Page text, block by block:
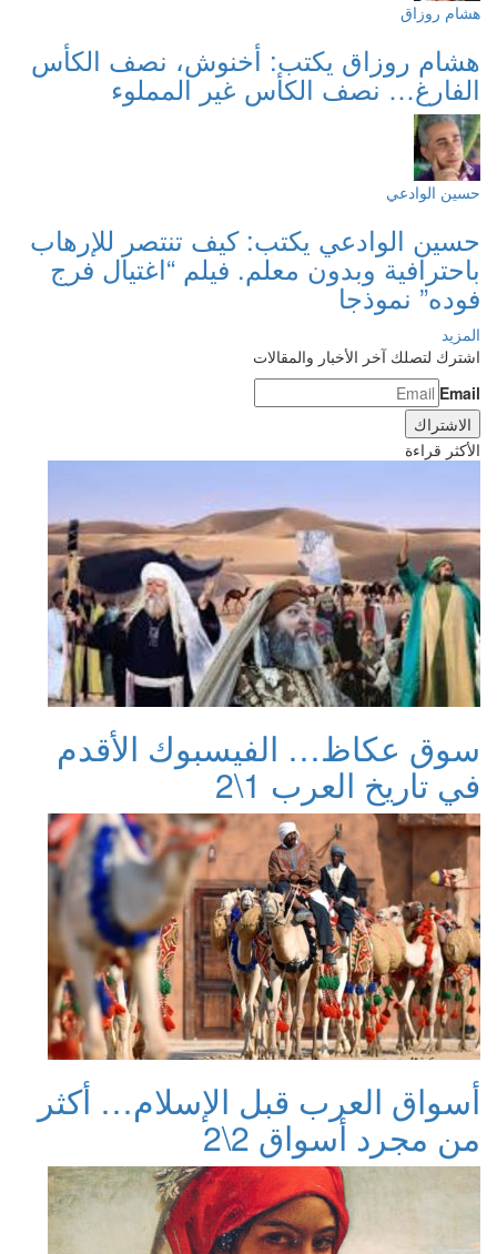
هشام روزاق
هشام روزاق يكتب: أخنوش، نصف الكأس
الفارغ… نصف الكأس غير المملوء
حسين الوادعي
حسين الوادعي يكتب: كيف تنتصر للإرهاب
باحترافية وبدون معلم. فيلم “اغتيال فرج
فوده” نموذجا
المزيد
اشترك لتصلك آخر الأخبار والمقالات
Email
الأكثر قراءة
سوق عكاظ… الفيسبوك الأقدم
في تاريخ العرب 1\2
أسواق العرب قبل الإسلام… أكثر
من مجرد أسواق 2\2